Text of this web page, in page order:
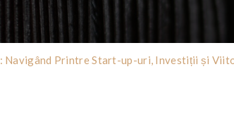
Navigând Printre Start-up-uri, Investiții și